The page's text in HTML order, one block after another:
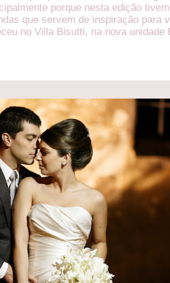
porque nesta edição
que servem de inspiração para
no Villa Bisutti, na nova unidade